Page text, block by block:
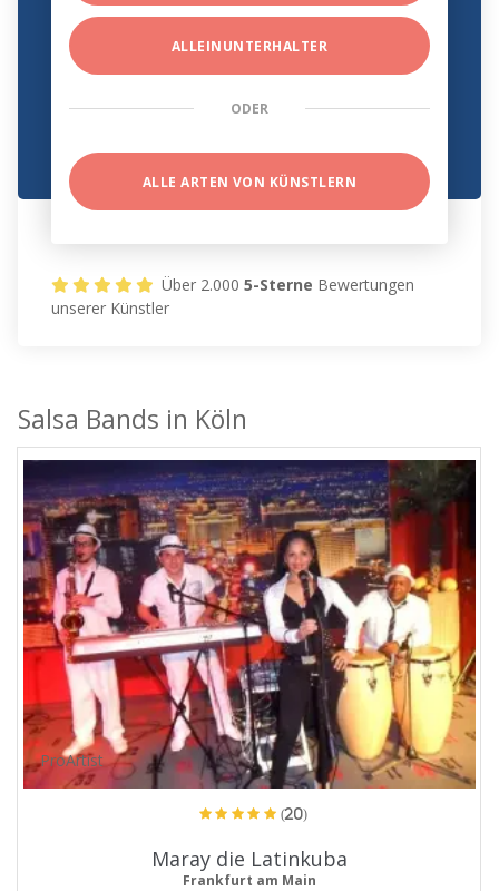
ALLEINUNTERHALTER
ODER
ALLE ARTEN VON KÜNSTLERN
Über 2.0005-Sterne Bewertungen
unserer Künstler
Salsa Bands in Köln
ProArtist
(20)
Maray die Latinkuba
Frankfurt am Main